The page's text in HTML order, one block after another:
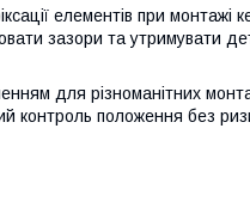
елементів при монтажі
зазори та утримувати
для різноманітних
контроль положення без